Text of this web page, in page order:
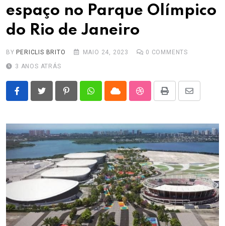
espaço no Parque Olímpico
do Rio de Janeiro
BY PERICLIS BRITO MAIO 24, 2023 0 COMMENTS
3 ANOS ATRÁS
PinterestWhatsappCloud StumbleUpon
Print
Share
Email